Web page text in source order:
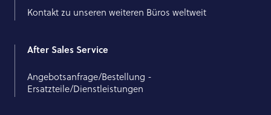
Kontakt zu unseren weiteren Büros weltweit
After Sales Service
Angebotsanfrage/Bestellung -
Ersatzteile/Dienstleistungen